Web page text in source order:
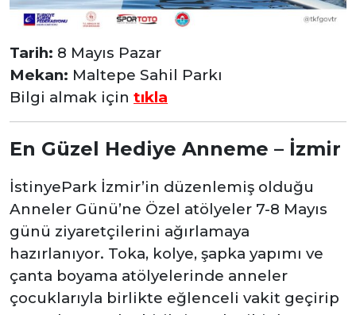
Tarih: 8 Mayıs Pazar
Mekan: Maltepe Sahil Parkı
Bilgi almak için tıkla
En Güzel Hediye Anneme – İzmir
İstinyePark İzmir’in düzenlemiş olduğu
Anneler Günü’ne Özel atölyeler 7-8 Mayıs
günü ziyaretçilerini ağırlamaya
hazırlanıyor. Toka, kolye, şapka yapımı ve
çanta boyama atölyelerinde anneler
çocuklarıyla birlikte eğlenceli vakit geçirip